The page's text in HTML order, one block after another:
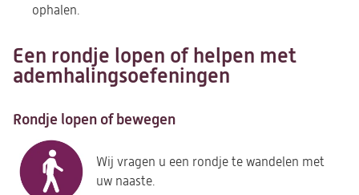
ophalen.
Een rondje lopen of helpen met
ademhalingsoefeningen
Rondje lopen of bewegen
Wij vragen u een rondje te wandelen met
uw naaste.